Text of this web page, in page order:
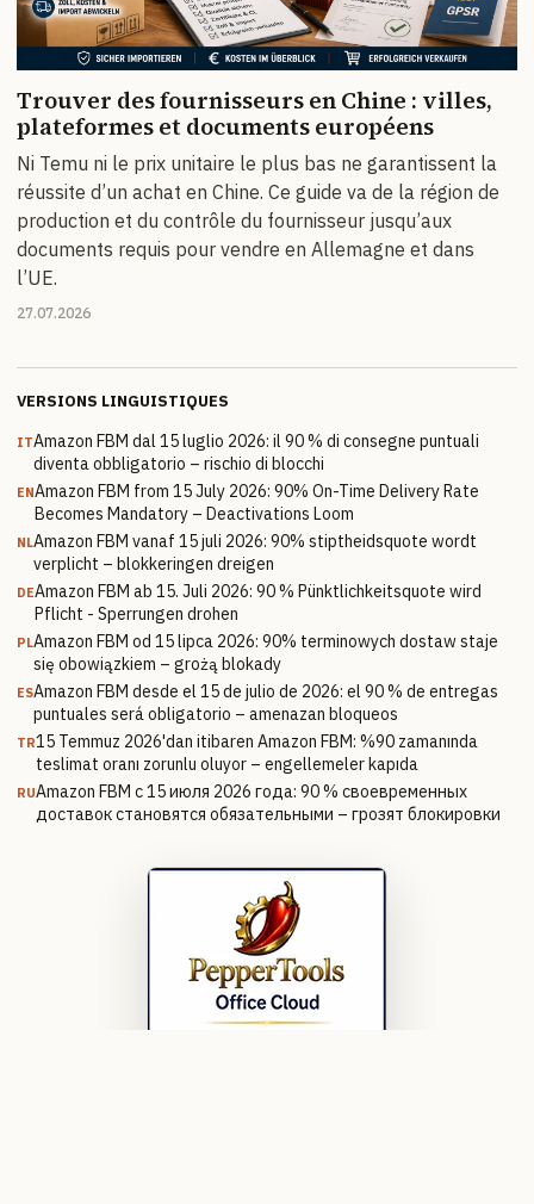
Trouver des fournisseurs en Chine : villes,
plateformes et documents européens
Ni Temu ni le prix unitaire le plus bas ne garantissent la
réussite d’un achat en Chine. Ce guide va de la région de
production et du contrôle du fournisseur jusqu’aux
documents requis pour vendre en Allemagne et dans
l’UE.
27.07.2026
VERSIONS LINGUISTIQUES
ITAmazon FBM dal 15 luglio 2026: il 90 % di consegne puntuali
diventa obbligatorio – rischio di blocchi
ENAmazon FBM from 15 July 2026: 90% On-Time Delivery Rate
Becomes Mandatory – Deactivations Loom
NLAmazon FBM vanaf 15 juli 2026: 90% stiptheidsquote wordt
verplicht – blokkeringen dreigen
DEAmazon FBM ab 15. Juli 2026: 90 % Pünktlichkeitsquote wird
Pflicht - Sperrungen drohen
PLAmazon FBM od 15 lipca 2026: 90% terminowych dostaw staje
się obowiązkiem – grożą blokady
ESAmazon FBM desde el 15 de julio de 2026: el 90 % de entregas
puntuales será obligatorio – amenazan bloqueos
TR15 Temmuz 2026'dan itibaren Amazon FBM: %90 zamanında
teslimat oranı zorunlu oluyor – engellemeler kapıda
RUAmazon FBM с 15 июля 2026 года: 90 % своевременных
доставок становятся обязательными – грозят блокировки